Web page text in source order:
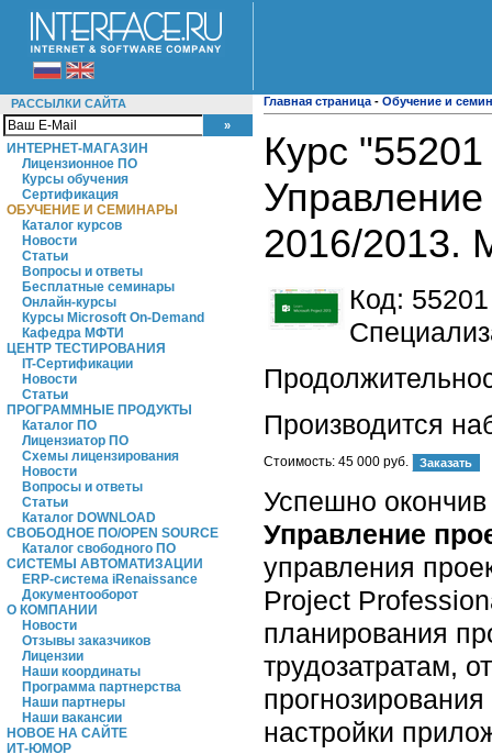
РАССЫЛКИ САЙТА
ИНТЕРНЕТ-МАГАЗИН
Лицензионное ПО
Курсы обучения
Сертификация
ОБУЧЕНИЕ И СЕМИНАРЫ
Каталог курсов
Новости
Статьи
Вопросы и ответы
Бесплатные семинары
Онлайн-курсы
Курсы Microsoft On-Demand
Кафедра МФТИ
ЦЕНТР ТЕСТИРОВАНИЯ
IT-Сертификации
Новости
Статьи
ПРОГРАММНЫЕ ПРОДУКТЫ
Каталог ПО
Лицензиатор ПО
Схемы лицензирования
Новости
Вопросы и ответы
Статьи
Каталог DOWNLOAD
СВОБОДНОЕ ПО/OPEN SOURCE
Каталог свободного ПО
СИСТЕМЫ АВТОМАТИЗАЦИИ
ERP-система iRenaissance
Документооборот
О КОМПАНИИ
Новости
Отзывы заказчиков
Лицензии
Наши координаты
Программа партнерства
Наши партнеры
Наши вакансии
НОВОЕ НА САЙТЕ
ИТ-ЮМОР
Главная страница - Обучение и
Курс
2016/2013.
Код: 55201
Производится
Стоимость: 45 000 руб.
Успешно окончив
Управление
управления
Project
планирования
трудозатратам,
настройки